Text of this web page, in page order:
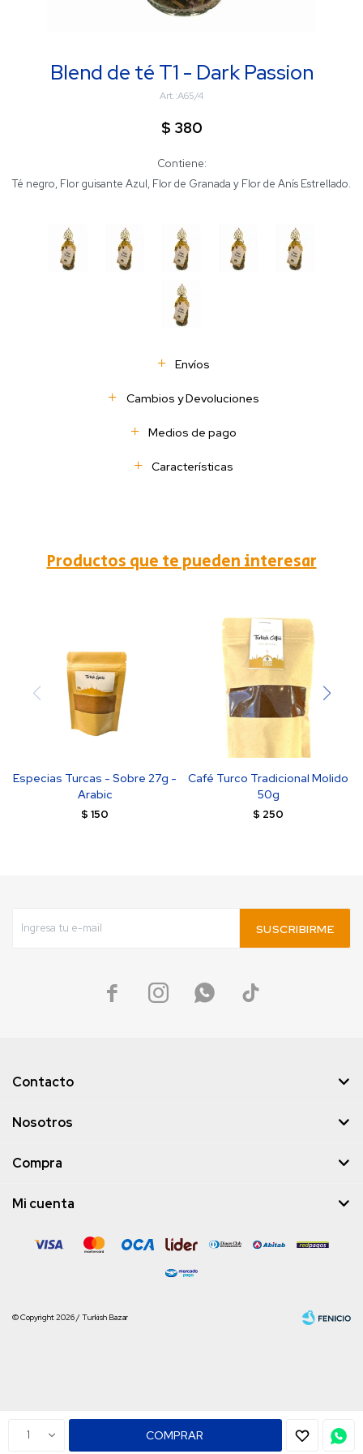
Blend de té T1 - Dark Passion
A65/4
$ 380
Contiene:
Té negro, Flor guisante Azul, Flor de Granada y Flor de Anís Estrellado.
1 COMPRAR
Envíos
Cambios y Devoluciones
Medios de pago
Características
Productos que te pueden interesar
Especias Turcas - Sobre 27g -
Arabic
$ 150
Café Turco Tradicional Molido
50g
$ 250
SUSCRIBIRME
   
Contacto
Nosotros
Compra
Mi cuenta
© Copyright 2026 / Turkish Bazar